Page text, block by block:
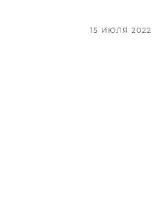
15 ИЮЛЯ 2022